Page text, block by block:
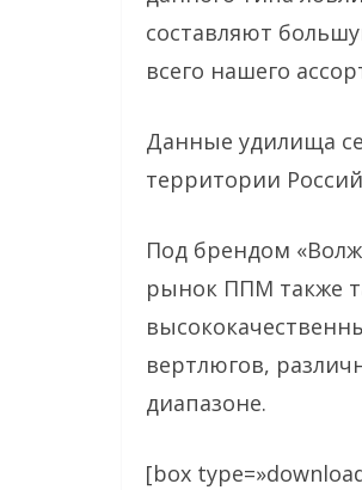
составляют
всего нашего
Данные удилища
территории
Под брендом
рынок ППМ также
вертлюгов,
диапазоне.
[box